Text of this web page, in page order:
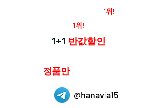
1위!
1위!
1+1 반값할인
정품만
@hanavia15